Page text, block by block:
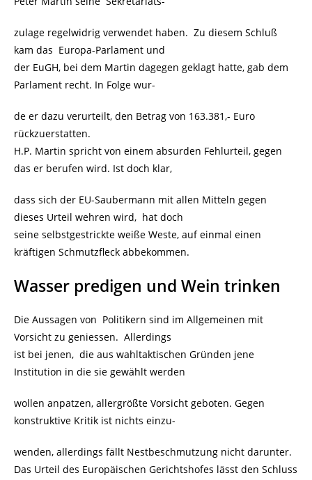
zulage regelwidrig verwendet haben. Zu diesem Schluß
kam das Europa-Parlament und
der EuGH, bei dem Martin dagegen geklagt hatte, gab dem
Parlament recht. In Folge wur-
de er dazu verurteilt, den Betrag von 163.381,- Euro
rückzuerstatten.
H.P. Martin spricht von einem absurden Fehlurteil, gegen
das er berufen wird. Ist doch klar,
dass sich der EU-Saubermann mit allen Mitteln gegen
dieses Urteil wehren wird, hat doch
seine selbstgestrickte weiße Weste, auf einmal einen
kräftigen Schmutzfleck abbekommen.
Wasser predigen und Wein trinken
Die Aussagen von Politikern sind im Allgemeinen mit
Vorsicht zu geniessen. Allerdings
ist bei jenen, die aus wahltaktischen Gründen jene
Institution in die sie gewählt werden
wollen anpatzen, allergrößte Vorsicht geboten. Gegen
konstruktive Kritik ist nichts einzu-
wenden, allerdings fällt Nestbeschmutzung nicht darunter.
Das Urteil des Europäischen Gerichtshofes lässt den Schluss